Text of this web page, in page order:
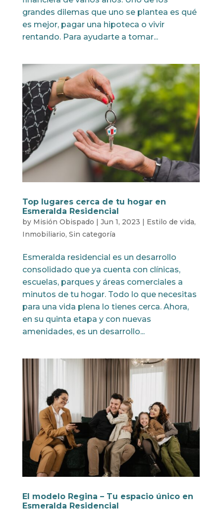
grandes dilemas que uno se plantea es qué
es mejor, pagar una hipoteca o vivir
rentando. Para ayudarte a tomar...
Top lugares cerca de tu hogar en
Esmeralda Residencial
by Misión Obispado | Jun 1, 2023 | Estilo de vida,
Inmobiliario, Sin categoría
Esmeralda residencial es un desarrollo
consolidado que ya cuenta con clínicas,
escuelas, parques y áreas comerciales a
minutos de tu hogar. Todo lo que necesitas
para una vida plena lo tienes cerca. Ahora,
en su quinta etapa y con nuevas
amenidades, es un desarrollo...
El modelo Regina – Tu espacio único en
Esmeralda Residencial